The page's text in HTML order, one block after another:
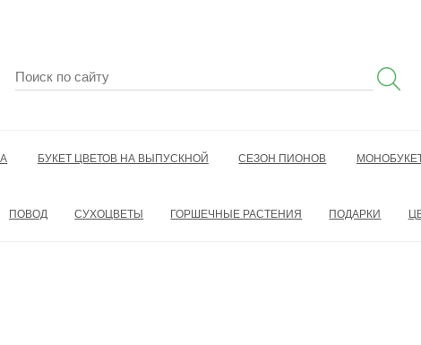
БУКЕТ ЦВЕТОВ НА ВЫПУСКНОЙ СЕЗОН ПИОНОВ
ПОВОД СУХОЦВЕТЫ ГОРШЕЧНЫЕ РАСТЕНИЯ ПОДАРКИ